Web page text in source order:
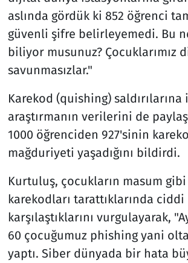
aslında gördük ki 852 öğrenci
güvenli şifre belirleyemedi. Bu
biliyor musunuz? Çocuklarımız
savunmasızlar."
Karekod (quishing) saldırılarına
araştırmanın verilerini de
1000 öğrenciden 927'sinin
mağduriyeti yaşadığını bildirdi.
Kurtuluş, çocukların masum
karekodları tarattıklarında
karşılaştıklarını vurgulayarak,
60 çocuğumuz phishing yani
yaptı. Siber dünyada bir hata